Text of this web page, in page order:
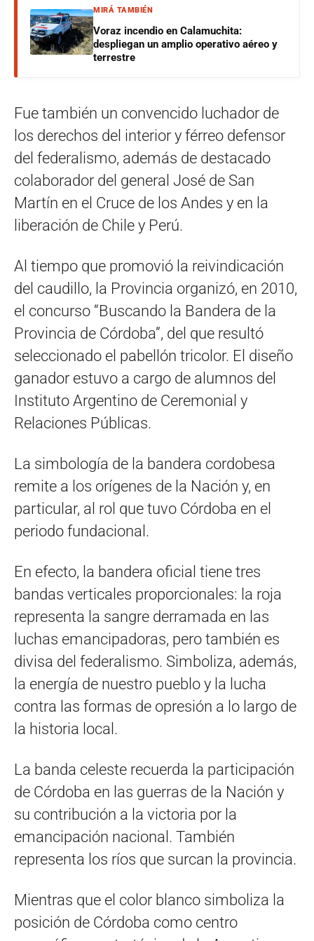
MIRÁ TAMBIÉN
Voraz incendio en Calamuchita:
despliegan un amplio operativo aéreo y
terrestre
Fue también un convencido luchador de
los derechos del interior y férreo defensor
del federalismo, además de destacado
colaborador del general José de San
Martín en el Cruce de los Andes y en la
liberación de Chile y Perú.
Al tiempo que promovió la reivindicación
del caudillo, la Provincia organizó, en 2010,
el concurso “Buscando la Bandera de la
Provincia de Córdoba”, del que resultó
seleccionado el pabellón tricolor. El diseño
ganador estuvo a cargo de alumnos del
Instituto Argentino de Ceremonial y
Relaciones Públicas.
La simbología de la bandera cordobesa
remite a los orígenes de la Nación y, en
particular, al rol que tuvo Córdoba en el
periodo fundacional.
En efecto, la bandera oficial tiene tres
bandas verticales proporcionales: la roja
representa la sangre derramada en las
luchas emancipadoras, pero también es
divisa del federalismo. Simboliza, además,
la energía de nuestro pueblo y la lucha
contra las formas de opresión a lo largo de
la historia local.
La banda celeste recuerda la participación
de Córdoba en las guerras de la Nación y
su contribución a la victoria por la
emancipación nacional. También
representa los ríos que surcan la provincia.
Mientras que el color blanco simboliza la
posición de Córdoba como centro